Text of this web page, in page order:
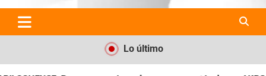
Argentina
Lo último